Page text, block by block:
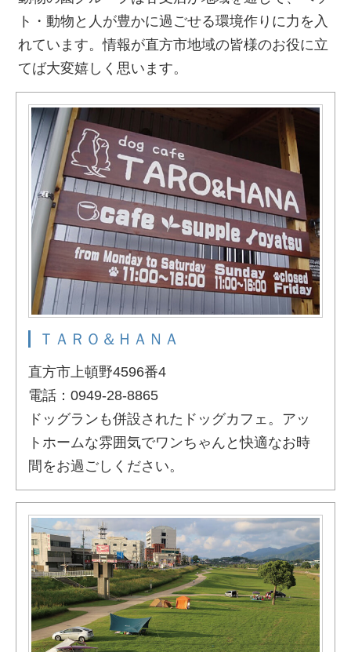
ト・動物と人が豊かに過ごせる環境作りに力を入
れています。情報が直方市地域の皆様のお役に立
てば大変嬉しく思います。
ＴＡＲＯ＆ＨＡＮＡ
直方市上頓野4596番4
電話：0949-28-8865
ドッグランも併設されたドッグカフェ。アッ
トホームな雰囲気でワンちゃんと快適なお時
間をお過ごしください。